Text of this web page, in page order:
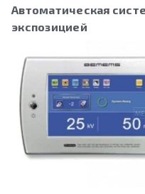
Автоматическая
экспозицией